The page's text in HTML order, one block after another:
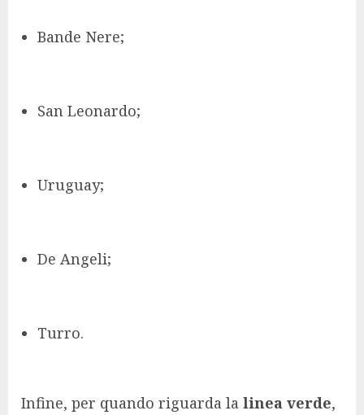
Bande Nere;
San Leonardo;
Uruguay;
De Angeli;
Turro.
Infine, per quando riguarda la linea verde,